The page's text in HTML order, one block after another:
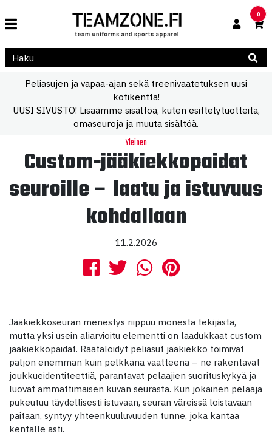
0
Peliasujen ja vapaa-ajan sekä treenivaatetuksen uusi
kotikenttä!
UUSI SIVUSTO! Lisäämme sisältöä, kuten esittelytuotteita,
omaseuroja ja muuta sisältöä.
Yleinen
Custom-jääkiekkopaidat
seuroille – laatu ja istuvuus
kohdallaan
11.2.2026
Jääkiekkoseuran menestys riippuu monesta tekijästä,
mutta yksi usein aliarvioitu elementti on laadukkaat custom
jääkiekkopaidat. Räätälöidyt peliasut jääkiekko toimivat
paljon enemmän kuin pelkkänä vaatteena – ne rakentavat
joukkueidentiteettiä, parantavat pelaajien suorituskykyä ja
luovat ammattimaisen kuvan seurasta. Kun jokainen pelaaja
pukeutuu täydellisesti istuvaan, seuran väreissä loistavaan
paitaan, syntyy yhteenkuuluvuuden tunne, joka kantaa
kentälle asti.